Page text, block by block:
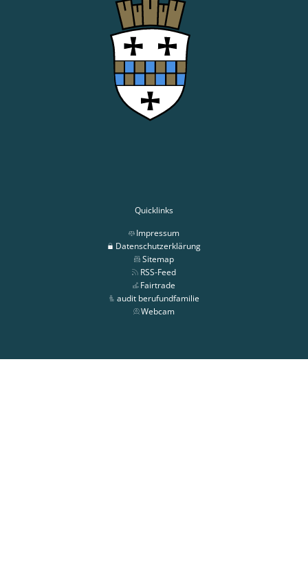
Quicklinks
Impressum
Datenschutzerklärung
Sitemap
RSS-Feed
Fairtrade
audit berufundfamilie
Webcam